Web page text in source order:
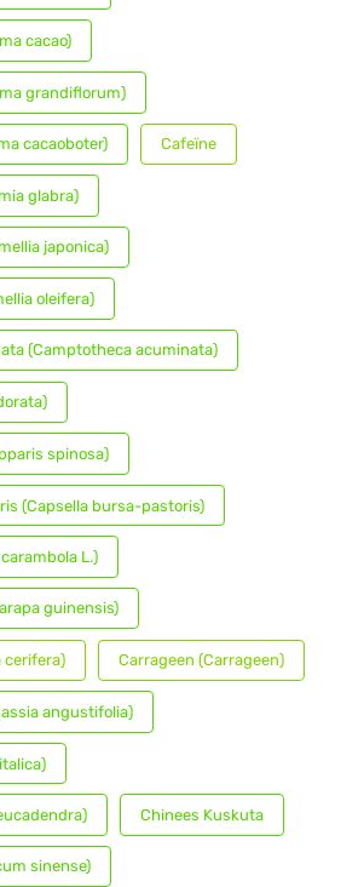
cacao)
grandiflorum)
cacaoboter) Cafeïne
glabra)
japonica)
oleifera)
(Camptotheca acuminata)
spinosa)
(Capsella bursa-pastoris)
L.)
guinensis)
cerifera) Carrageen (Carrageen)
angustifolia)
Chinees Kuskuta
sinense)